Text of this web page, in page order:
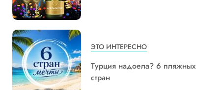
ЭТО ИНТЕРЕСНО
Турция надоела? 6 пляжных
стран